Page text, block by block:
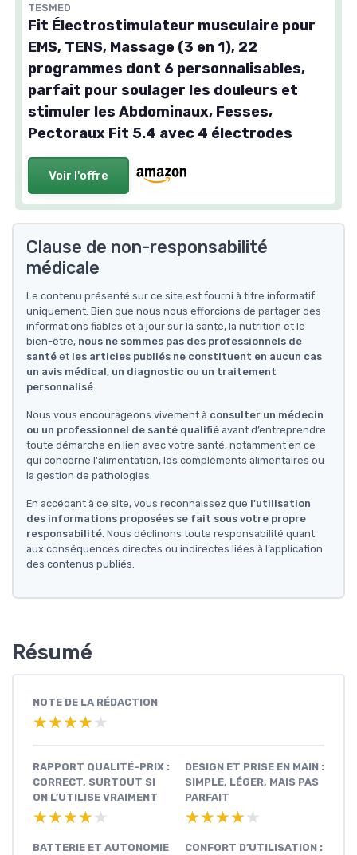
TESMED
Fit Électrostimulateur musculaire pour
EMS, TENS, Massage (3 en 1), 22
programmes dont 6 personnalisables,
parfait pour soulager les douleurs et
stimuler les Abdominaux, Fesses,
Pectoraux Fit 5.4 avec 4 électrodes
Voir l'offre
Clause de non-responsabilité
médicale
Le contenu présenté sur ce site est fourni à titre informatif
uniquement. Bien que nous nous efforcions de partager des
informations fiables et à jour sur la santé, la nutrition et le
bien-être, nous ne sommes pas des professionnels de
santé et les articles publiés ne constituent en aucun cas
un avis médical, un diagnostic ou un traitement
personnalisé.
Nous vous encourageons vivement à consulter un médecin
ou un professionnel de santé qualifié avant d’entreprendre
toute démarche en lien avec votre santé, notamment en ce
qui concerne l'alimentation, les compléments alimentaires ou
la gestion de pathologies.
En accédant à ce site, vous reconnaissez que l'utilisation
des informations proposées se fait sous votre propre
responsabilité. Nous déclinons toute responsabilité quant
aux conséquences directes ou indirectes liées à l’application
des contenus publiés.
Résumé
NOTE DE LA RÉDACTION
★★★★★
★★★★★
RAPPORT QUALITÉ-PRIX :
CORRECT, SURTOUT SI
ON L’UTILISE VRAIMENT
★★★★★
★★★★★
DESIGN ET PRISE EN MAIN :
SIMPLE, LÉGER, MAIS PAS
PARFAIT
★★★★★
★★★★★
BATTERIE ET AUTONOMIE
CONFORT D’UTILISATION :